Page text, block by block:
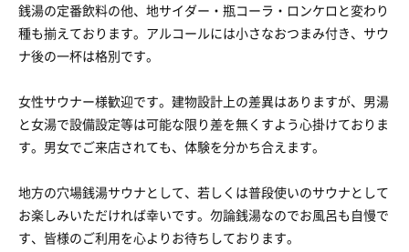
銭湯の定番飲料の他、地サイダー・瓶コーラ・ロンケロと変わり
種も揃えております。アルコールには小さなおつまみ付き、サウ
ナ後の一杯は格別です。
女性サウナー様歓迎です。建物設計上の差異はありますが、男湯
と女湯で設備設定等は可能な限り差を無くすよう心掛けておりま
す。男女でご来店されても、体験を分かち合えます。
地方の穴場銭湯サウナとして、若しくは普段使いのサウナとして
お楽しみいただければ幸いです。勿論銭湯なのでお風呂も自慢で
す、皆様のご利用を心よりお待ちしております。